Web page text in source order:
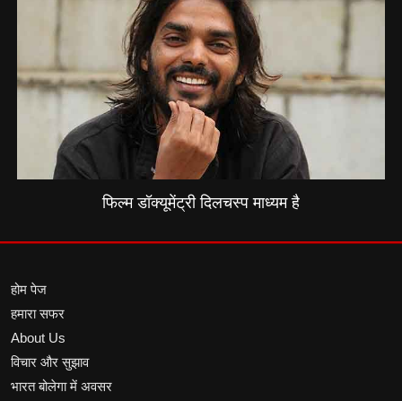
फिल्म डॉक्यूमेंट्री दिलचस्प माध्यम है
होम पेज
हमारा सफर
About Us
विचार और सुझाव
भारत बोलेगा में अवसर